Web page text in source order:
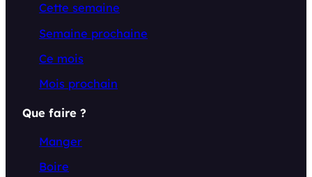
Cette semaine
Semaine prochaine
Ce mois
Mois prochain
Que faire ?
Manger
Boire